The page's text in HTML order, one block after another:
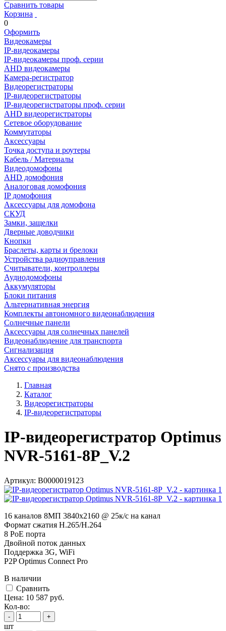
Сравнить товары
Корзина
0
Оформить
Видеокамеры
IP-видеокамеры
IP-видеокамеры проф. серии
AHD видеокамеры
Камера-регистратор
Видеорегистраторы
IP-видеорегистраторы
IP-видеорегистраторы проф. серии
AHD видеорегистраторы
Сетевое оборудование
Коммутаторы
Аксессуары
Точка доступа и роутеры
Кабель / Материалы
Видеодомофоны
AHD домофония
Аналоговая домофония
IP домофония
Аксессуары для домофона
СКУД
Замки, защелки
Дверные доводчики
Кнопки
Браслеты, карты и брелоки
Устройства радиоуправления
Считыватели, контроллеры
Аудиодомофоны
Аккумуляторы
Блоки питания
Альтернативная энергия
Комплекты автономного видеонаблюдения
Солнечные панели
Аксессуары для солнечных панелей
Видеонаблюдение для транспорта
Сигнализация
Аксессуары для видеонаблюдения
Снято с производства
Главная
Каталог
Видеорегистраторы
IP-видеорегистраторы
IP-видеорегистратор Optimus
NVR-5161-8P_V.2
Артикул: В0000019123
16 каналов 8МП 3840х2160 @ 25к/с на канал
Формат сжатия H.265/H.264
8 PoE порта
Двойной поток данных
Поддержка 3G, WiFi
P2P Optimus Connect Pro
В наличии
Cравнить
Цена: 10 587 руб.
Кол-во:
- +
шт